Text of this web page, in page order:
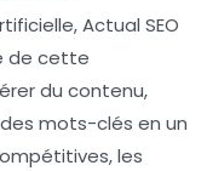
, Actual SEO
de cette
du contenu,
mots-clés en un
les